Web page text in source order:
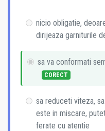
nicio obligatie,
dirijeaza garniturile
sa va conformati
CORECT
sa reduceti viteza,
este in miscare,
ferate cu atentie